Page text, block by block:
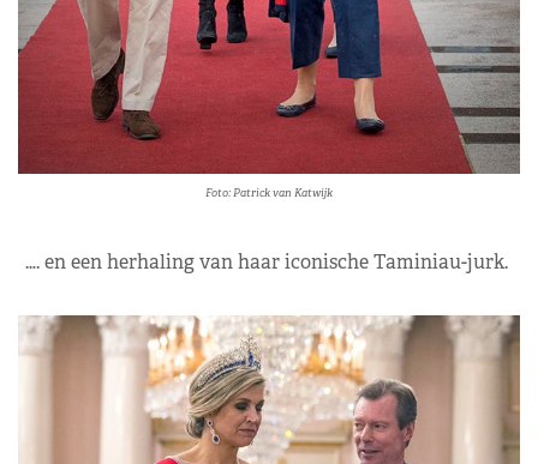
Foto: Patrick van Katwijk
…. en een herhaling van haar iconische Taminiau-jurk.